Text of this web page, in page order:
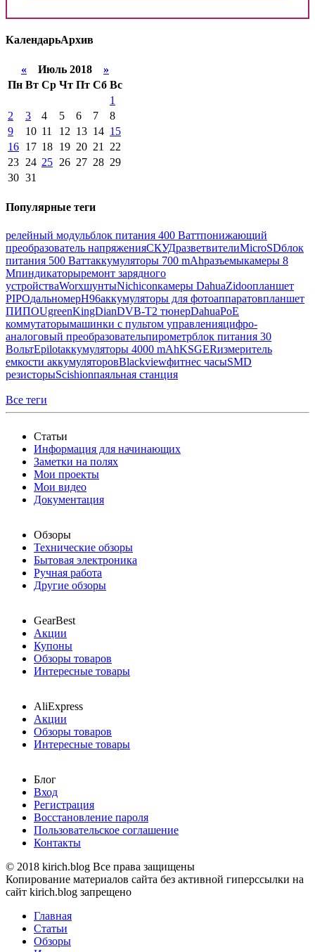
КалендарьАрхив
« Июль 2018 »
Пн Вт Ср Чт Пт Сб Вс
1
2
3 4 5 6 7
8
9
10 11 12 13 14 15
16 17 18 19 20 21
22
23 24 25 26 27 28 29
30 31
Популярные теги
релейный модульблок питания 400 Ваттпонижающий
преобразователь напряженияСКУДразветвителиMicroSDблок
питания 500 Ваттаккумуляторы 700 mAhразъемыкамеры 8
Мпиндикаторыремонт зарядного
устройстваWorxшунтыNichiconкамеры DahuaZidooпланшет
PIPOдальномерH96аккумуляторы для фотоаппаратовпланшет
ПИПОUgreenKingDianDVB-T2 тюнерDahuaPoE
коммутаторымашинки с пультом управленияцифро-
аналоговый преобразовательпирометрблок питания 30
ВольтEpilotаккумуляторы 4000 mAhKSGERизмеритель
емкости аккумуляторовBlackviewфитнес часыSMD
резисторыScishionпаяльная станция
Все теги
Статьи
Информация для начинающих
Заметки на полях
Мои проекты
Мои видео
Документация
Обзоры
Технические обзоры
Бытовая электроника
Ручная работа
Другие обзоры
GearBest
Акции
Купоны
Обзоры товаров
Интересные товары
AliExpress
Акции
Обзоры товаров
Интересные товары
Блог
Вход
Регистрация
Восстановление пароля
Пользовательское соглашение
Контакты
© 2018 kirich.blog Все права защищены
Копирование материалов сайта без активной гиперссылки на
сайт kirich.blog запрещено
Главная
Статьи
Обзоры